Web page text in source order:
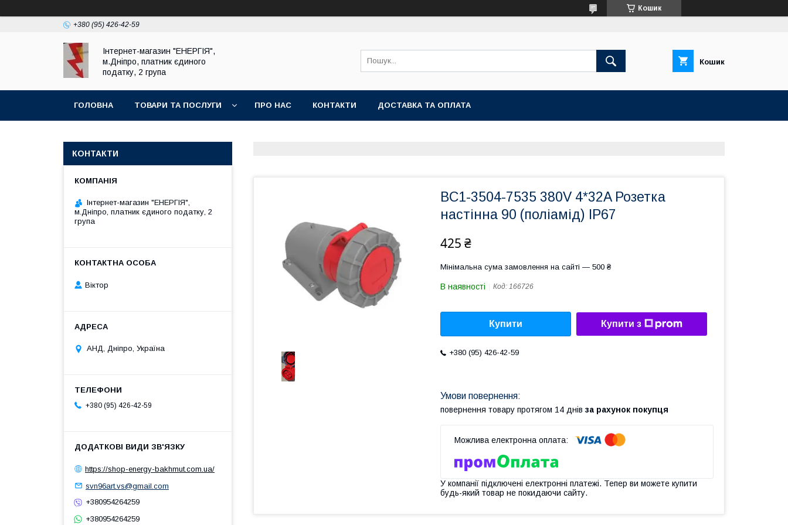
Кошик
+380 (95) 426-42-59
Інтернет-магазин "ЕНЕРГІЯ",
м.Дніпро, платник єдиного
податку, 2 група
Кошик
ГОЛОВНА ТОВАРИ ТА ПОСЛУГИ ПРО НАС КОНТАКТИ ДОСТАВКА ТА ОПЛАТА
BC1-3504-7535 380V 4*32A Розетка
настінна 90 (поліамід) IP67
425 ₴
Мінімальна сума замовлення на сайті — 500 ₴
В наявності Код: 166726
Купити Купити з
+380 (95) 426-42-59
повернення товару протягом 14 днів за рахунок покупця
У компанії підключені електронні платежі. Тепер ви можете купити
будь-який товар не покидаючи сайту.
КОНТАКТИ
Інтернет-магазин "ЕНЕРГІЯ",
м.Дніпро, платник єдиного податку, 2
група
Віктор
АНД, Дніпро, Україна
+380 (95) 426-42-59
https://shop-energy-bakhmut.com.ua/
svn96art.vs@gmail.com
+380954264259
+380954264259